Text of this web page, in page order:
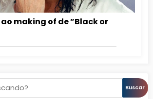
making of de ”Black or
Buscar